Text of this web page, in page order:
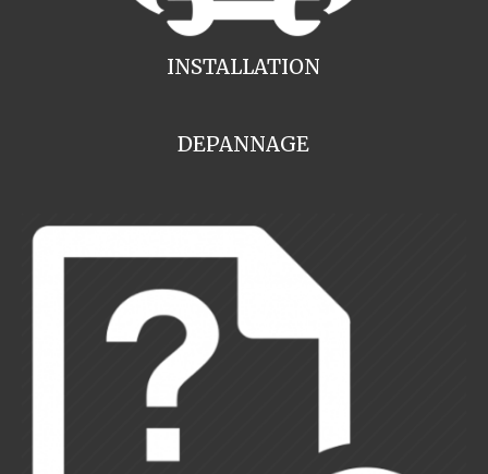
INSTALLATION
DEPANNAGE